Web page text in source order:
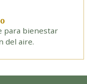
para bienestar
del aire.